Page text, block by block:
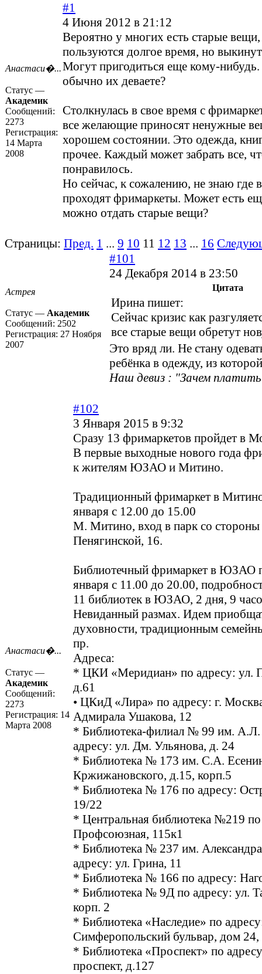
Анастаси�...
Статус —
Академик
Сообщений:
2273
Регистрация:
14 Марта
2008
#1
4 Июня 2012 в 21:12
Вероятно у многих есть старые
пользуются долгое время, но
Могут пригодиться еще кому-
обычно их деваете?
Столкнулась в свое время с
все желающие приносят ненужные
хорошем состоянии. Это одежда,
прочее. Каждый может забрать все,
понравилось.
Но сейчас, к сожалению, не знаю где
проходят фримаркеты. Может есть
можно отдать старые вещи?
Страницы: Пред. 1 ... 9 10 11 12 13 ... 16
Астрея
Статус — Академик
Сообщений: 2502
Регистрация: 27 Ноября
2007
#101
24 Декабря 2014 в 23:50
Цитата
Ирина пишет:
Сейчас кризис как
все старые вещи обретут
Это вряд ли. Не стану
ребёнка в одежду, из
Наш девиз : "Зачем
Анастаси�...
Статус —
Академик
Сообщений:
2273
Регистрация: 14
Марта 2008
#102
3 Января 2015 в 9:32
Сразу 13 фримаркетов пройдет в
В первые выходные нового года
к жителям ЮЗАО и Митино.
Традиционный фримаркет в
января с 12.00 до 15.00
М. Митино, вход в парк со стороны
Пенягинской, 16.
Библиотечный фримаркет в ЮЗАО
января с 11.00 до 20.00,
11 библиотек в ЮЗАО, 2 дня, 9
Невиданный размах. Идем
духовности, традиционным
пр.
Адреса:
* ЦКИ «Меридиан» по адресу: ул.
д.61
• ЦКиД «Лира» по адресу: г.
Адмирала Ушакова, 12
* Библиотека-филиал № 99 им. А.Л.
адресу: ул. Дм. Ульянова, д. 24
* Библиотека № 173 им. С.А.
Кржижановского, д.15, корп.5
* Библиотека № 176 по адресу:
19/22
* Центральная библиотека №219
Профсоюзная, 115к1
* Библиотека № 237 им.
адресу: ул. Грина, 11
* Библиотека № 166 по адресу:
* Библиотека № 9Д по адресу: ул.
корп. 2
* Библиотека «Наследие» по
Симферопольский бульвар, дом 24,
* Библиотека «Проспект» по
проспект, д.127